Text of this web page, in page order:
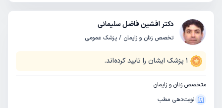
دکتر افشین فاضل سلیمانی
تخصص زنان و زایمان / پزشک عمومی
1 پزشک ایشان را تایید کرده‌اند.
متخصص زنان و زایمان
نوبت‌دهی مطب